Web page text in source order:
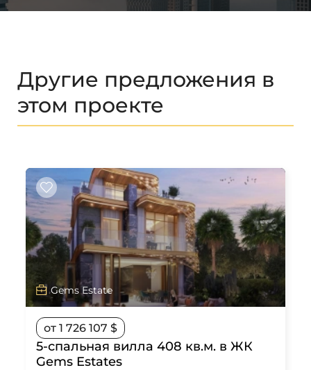
Другие предложения в
этом проекте
Gems Estate
от 1 726 107 $
5-спальная вилла 408 кв.м. в ЖК
Gems Estates